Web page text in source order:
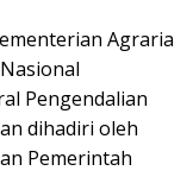
Agraria
Pengendalian
dihadiri oleh
Pemerintah